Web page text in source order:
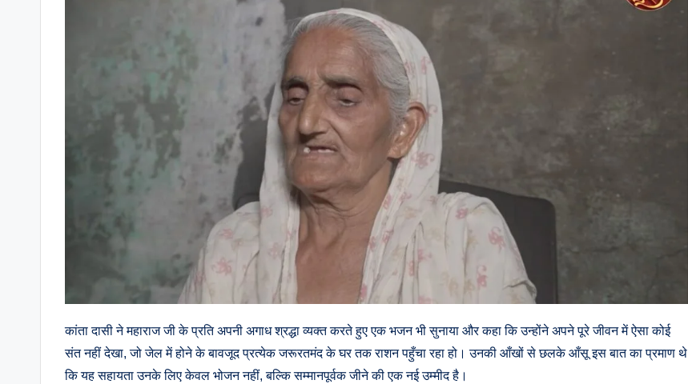
कांता दासी ने महाराज जी के प्रति अपनी अगाध श्रद्धा व्यक्त करते हुए एक भजन भी सुनाया और कहा कि उन्होंने अपने पूरे जीवन में ऐसा कोई
संत नहीं देखा, जो जेल में होने के बावजूद प्रत्येक जरूरतमंद के घर तक राशन पहुँचा रहा हो। उनकी आँखों से छलके आँसू इस बात का प्रमाण थे
कि यह सहायता उनके लिए केवल भोजन नहीं, बल्कि सम्मानपूर्वक जीने की एक नई उम्मीद है।